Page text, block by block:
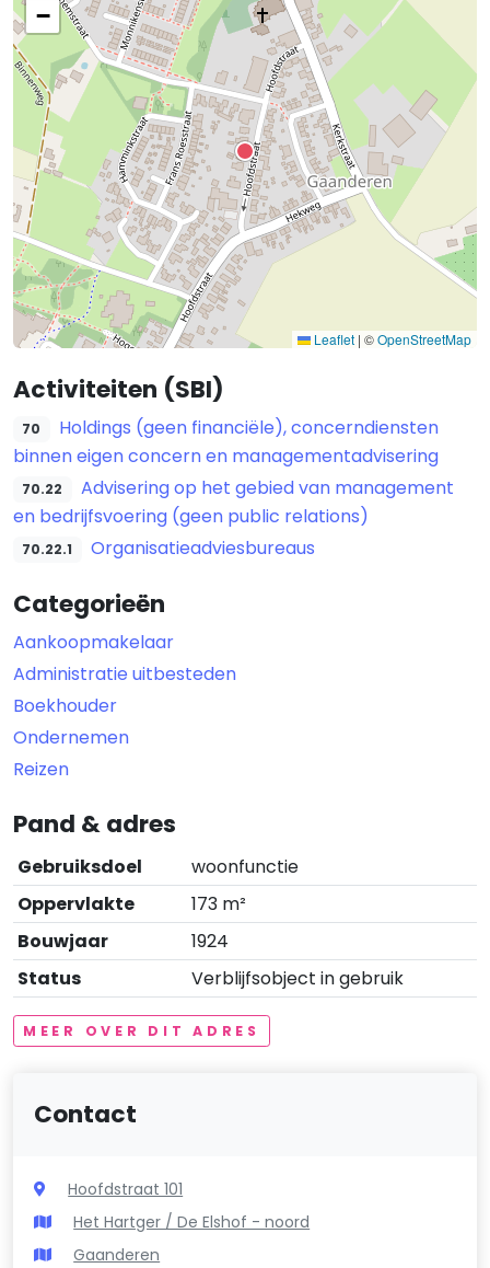
−
Leaflet | ©OpenStreetMap
Activiteiten (SBI)
70
Holdings (geen financiële), concerndiensten
binnen eigen concern en managementadvisering
70.22
Advisering op het gebied van management
en bedrijfsvoering (geen public relations)
70.22.1 Organisatieadviesbureaus
Categorieën
Aankoopmakelaar
Administratie uitbesteden
Boekhouder
Ondernemen
Reizen
Pand & adres
Gebruiksdoel
woonfunctie
Oppervlakte
173 m²
Bouwjaar
1924
Status
Verblijfsobject in gebruik
MEER OVER DIT ADRES
Contact
Hoofdstraat 101
Het Hartger / De Elshof - noord
Gaanderen